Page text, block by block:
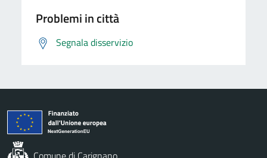
Problemi in città
Segnala disservizio